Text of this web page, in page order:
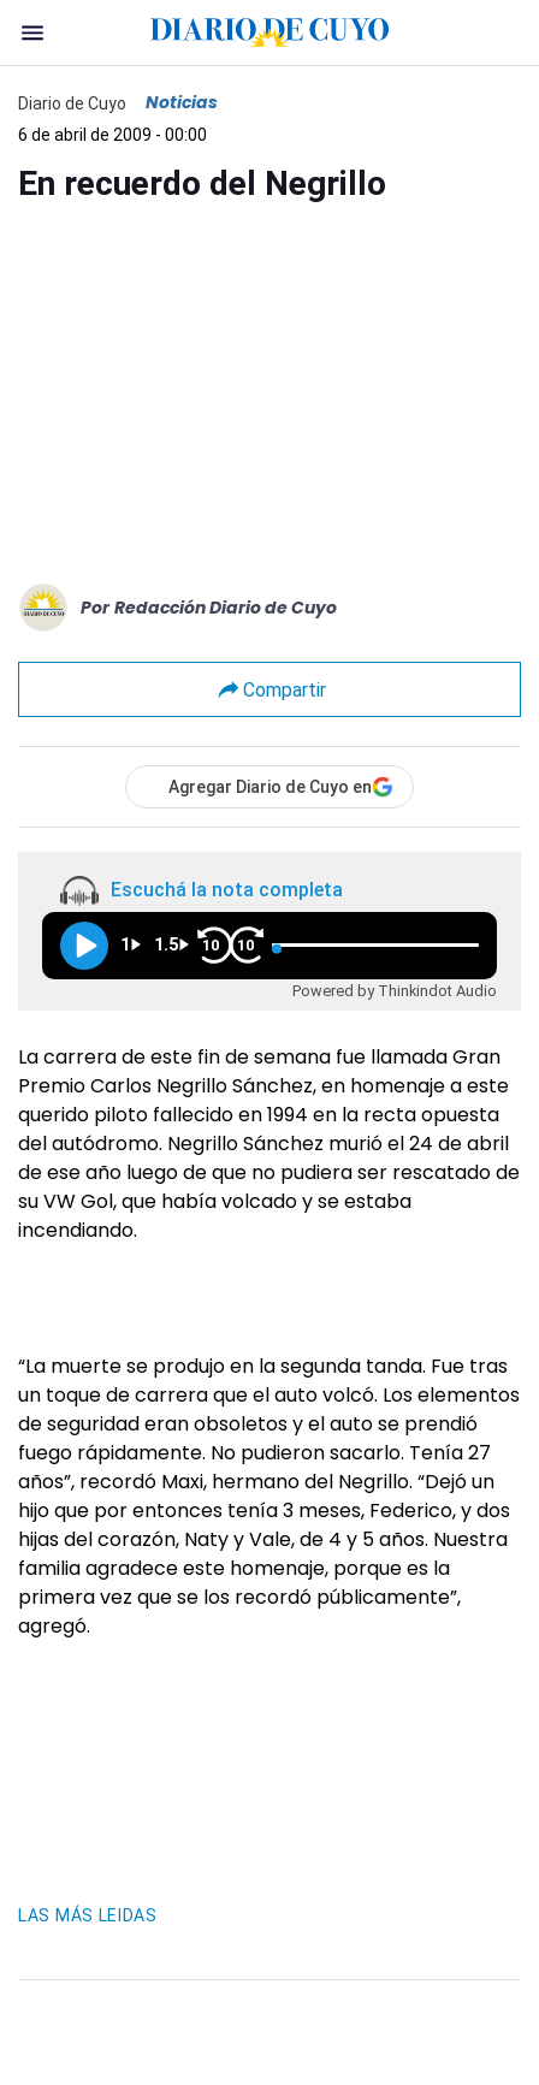
Diario de Cuyo Noticias
6 de abril de 2009 - 00:00
En recuerdo del Negrillo
Por Redacción Diario de Cuyo
Compartir
Agregar Diario de Cuyo en
Escuchá la nota completa
1 1.5 10 10
Powered by Thinkindot Audio
La carrera de este fin de semana fue llamada Gran
Premio Carlos Negrillo Sánchez, en homenaje a este
querido piloto fallecido en 1994 en la recta opuesta
del autódromo. Negrillo Sánchez murió el 24 de abril
de ese año luego de que no pudiera ser rescatado de
su VW Gol, que había volcado y se estaba
incendiando.
“La muerte se produjo en la segunda tanda. Fue tras
un toque de carrera que el auto volcó. Los elementos
de seguridad eran obsoletos y el auto se prendió
fuego rápidamente. No pudieron sacarlo. Tenía 27
años”, recordó Maxi, hermano del Negrillo. “Dejó un
hijo que por entonces tenía 3 meses, Federico, y dos
hijas del corazón, Naty y Vale, de 4 y 5 años. Nuestra
familia agradece este homenaje, porque es la
primera vez que se los recordó públicamente”,
agregó.
LAS MÁS LEIDAS